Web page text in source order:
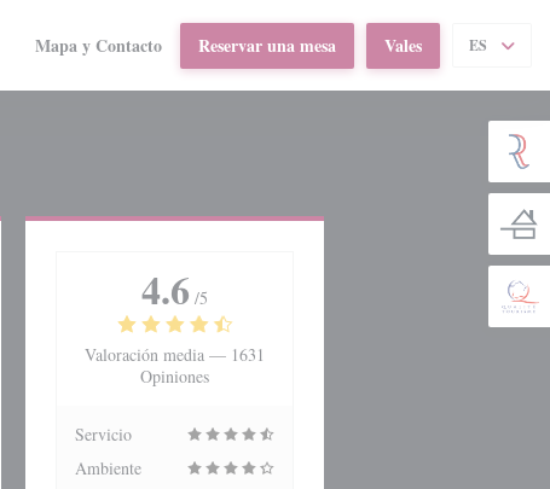
((abre en una nueva ventana))
Mapa y Contacto Reservar una mesa Vales ES
4.6 /5
Valoración media — 1631
Opiniones
Servicio
Ambiente